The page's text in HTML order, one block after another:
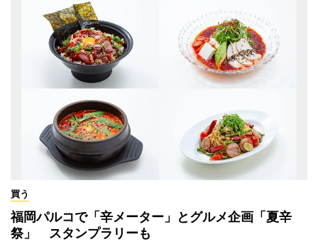
買う
福岡パルコで「辛メーター」とグルメ企画「夏辛
祭」 スタンプラリーも